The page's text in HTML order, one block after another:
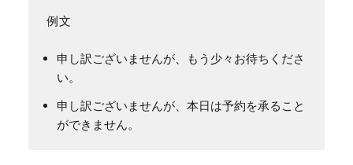
申し訳ございませんが、もう少々お待ちくださ
い。
申し訳ございませんが、本日は予約を承ること
ができません。